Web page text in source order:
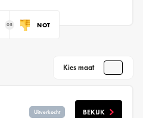
NOT
Kies maat
Uitverkocht BEKIJK